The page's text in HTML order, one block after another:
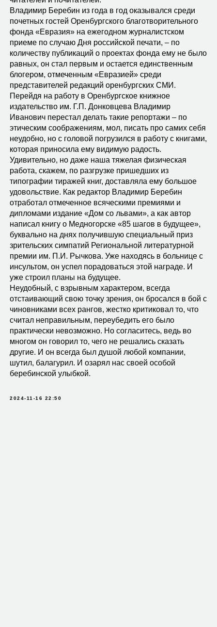
Владимир Беребин из года в год оказывался среди
почетных гостей Оренбургского благотворительного
фонда «Евразия» на ежегодном журналистском
приеме по случаю Дня российской печати, – по
количеству публикаций о проектах фонда ему не было
равных, он стал первым и остается единственным
блогером, отмеченным «Евразией» среди
представителей редакций оренбургских СМИ.
Перейдя на работу в Оренбургское книжное
издательство им. Г.П. Донковцева Владимир
Иванович перестал делать такие репортажи – по
этическим соображениям, мол, писать про самих себя
неудобно, но с головой погрузился в работу с книгами,
которая приносила ему видимую радость.
Удивительно, но даже наша тяжелая физическая
работа, скажем, по разгрузке пришедших из
типографии тиражей книг, доставляла ему большое
удовольствие. Как редактор Владимир Беребин
отработал отмеченное всяческими премиями и
дипломами издание «Дом со львами», а как автор
написал книгу о Медногорске «85 шагов в будущее»,
буквально на днях получившую специальный приз
зрительских симпатий Региональной литературной
премии им. П.И. Рычкова. Уже находясь в больнице с
инсультом, он успел порадоваться этой награде. И
уже строил планы на будущее.
Неудобный, с взрывным характером, всегда
отстаивающий свою точку зрения, он бросался в бой с
чиновниками всех рангов, жестко критиковал то, что
считал неправильным, переубедить его было
практически невозможно. Но согласитесь, ведь во
многом он говорил то, чего не решались сказать
другие. И он всегда был душой любой компании,
шутил, балагурил. И озарял нас своей особой
беребинской улыбкой.
2024-11-16 22:50